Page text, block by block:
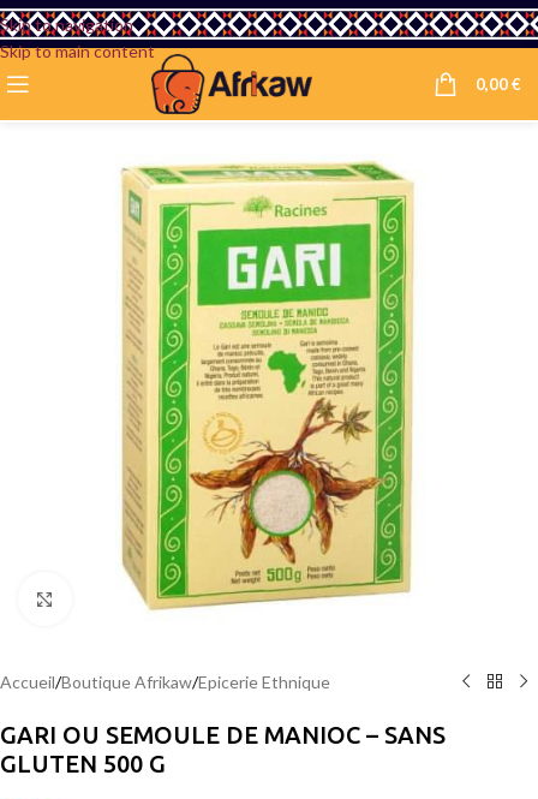
Skip to navigation
Skip to main content
0,00€
Accueil/Boutique Afrikaw/Epicerie Ethnique
GARI OU SEMOULE DE MANIOC – SANS
GLUTEN 500 G